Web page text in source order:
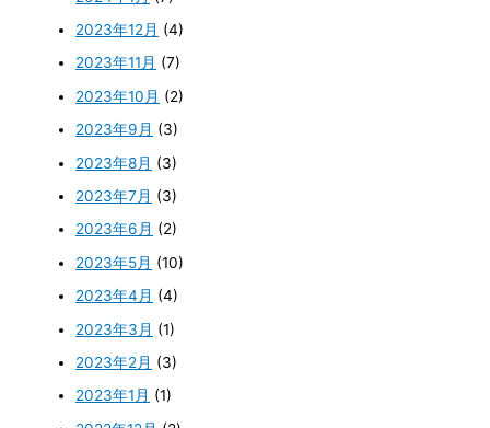
2023年12月 (4)
2023年11月 (7)
2023年10月 (2)
2023年9月 (3)
2023年8月 (3)
2023年7月 (3)
2023年6月 (2)
2023年5月 (10)
2023年4月 (4)
2023年3月 (1)
2023年2月 (3)
2023年1月 (1)